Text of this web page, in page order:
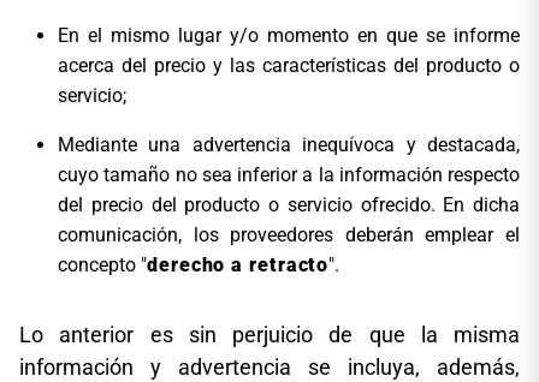
En el mismo lugar y/o momento en que se informe
acerca del precio y las características del producto o
servicio;
Mediante una advertencia inequívoca y destacada,
cuyo tamaño no sea inferior a la información respecto
del precio del producto o servicio ofrecido. En dicha
comunicación, los proveedores deberán emplear el
concepto "derecho a retracto".
Lo anterior es sin perjuicio de que la misma
información y advertencia se incluya, además,